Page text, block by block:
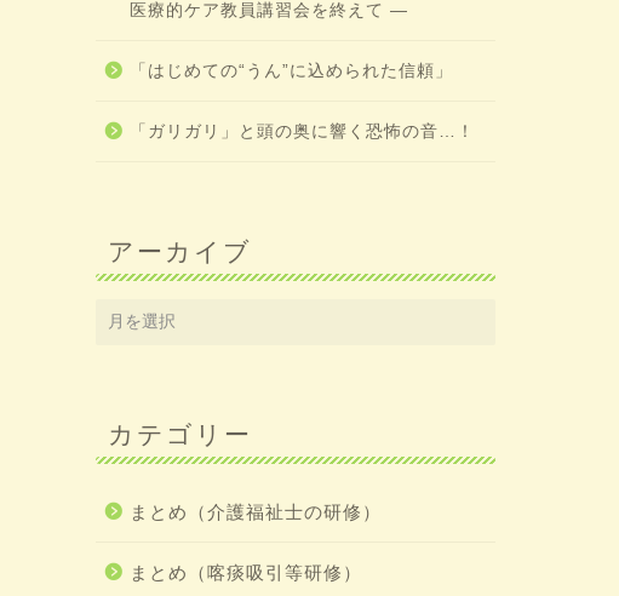
医療的ケア教員講習会を終えて ―
「はじめての“うん”に込められた信頼」
「ガリガリ」と頭の奥に響く恐怖の音…！
アーカイブ
カテゴリー
まとめ（介護福祉士の研修）
まとめ（喀痰吸引等研修）